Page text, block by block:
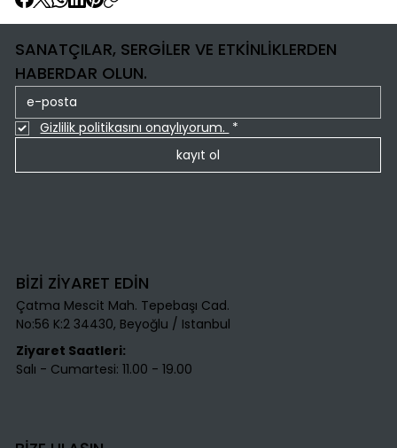
BİZİ ZİYARET EDİN
Çatma Mescit Mah. Tepebaşı Cad.
No:56 K:2 34430, Beyoğlu / Istanbul​
Ziyaret Saatleri:
Salı - Cumartesi: 11.00 - 19.00
SANATÇILAR, SERGİLER VE ETKİNLİKLERDEN
HABERDAR OLUN.
Gizlilik politikasını onaylıyorum. *
kayıt ol